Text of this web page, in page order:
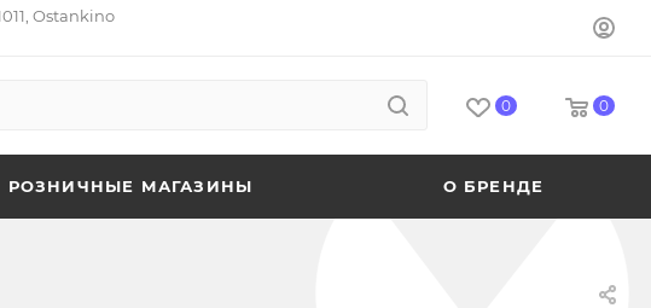
Ostankino
0 0
РОЗНИЧНЫЕ МАГАЗИНЫ О БРЕНДЕ